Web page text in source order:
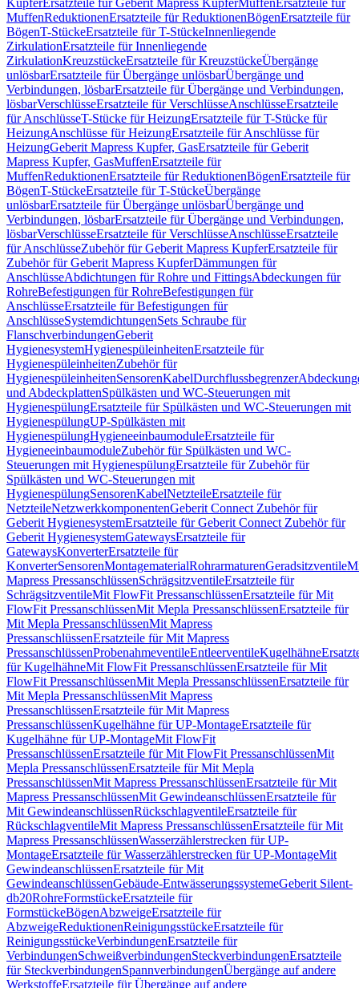
KupferErsatzteile für Geberit Mapress KupferMuffenErsatzteile für
MuffenReduktionenErsatzteile für ReduktionenBögenErsatzteile für
BögenT-StückeErsatzteile für T-StückeInnenliegende
ZirkulationErsatzteile für Innenliegende
ZirkulationKreuzstückeErsatzteile für KreuzstückeÜbergänge
unlösbarErsatzteile für Übergänge unlösbarÜbergänge und
Verbindungen, lösbarErsatzteile für Übergänge und Verbindungen,
lösbarVerschlüsseErsatzteile für VerschlüsseAnschlüsseErsatzteile
für AnschlüsseT-Stücke für HeizungErsatzteile für T-Stücke für
HeizungAnschlüsse für HeizungErsatzteile für Anschlüsse für
HeizungGeberit Mapress Kupfer, GasErsatzteile für Geberit
Mapress Kupfer, GasMuffenErsatzteile für
MuffenReduktionenErsatzteile für ReduktionenBögenErsatzteile für
BögenT-StückeErsatzteile für T-StückeÜbergänge
unlösbarErsatzteile für Übergänge unlösbarÜbergänge und
Verbindungen, lösbarErsatzteile für Übergänge und Verbindungen,
lösbarVerschlüsseErsatzteile für VerschlüsseAnschlüsseErsatzteile
für AnschlüsseZubehör für Geberit Mapress KupferErsatzteile für
Zubehör für Geberit Mapress KupferDämmungen für
AnschlüsseAbdichtungen für Rohre und FittingsAbdeckungen für
RohreBefestigungen für RohreBefestigungen für
AnschlüsseErsatzteile für Befestigungen für
AnschlüsseSystemdichtungenSets Schraube für
FlanschverbindungenGeberit
HygienesystemHygienespüleinheitenErsatzteile für
HygienespüleinheitenZubehör für
HygienespüleinheitenSensorenKabelDurchflussbegrenzer
und AbdeckplattenSpülkästen und WC-Steuerungen mit
HygienespülungErsatzteile für Spülkästen und WC-Steuerungen mit
HygienespülungUP-Spülkästen mit
HygienespülungHygieneeinbaumoduleErsatzteile für
HygieneeinbaumoduleZubehör für Spülkästen und WC-
Steuerungen mit HygienespülungErsatzteile für Zubehör für
Spülkästen und WC-Steuerungen mit
HygienespülungSensorenKabelNetzteileErsatzteile für
NetzteileNetzwerkkomponentenGeberit Connect Zubehör für
Geberit HygienesystemErsatzteile für Geberit Connect Zubehör für
Geberit HygienesystemGatewaysErsatzteile für
GatewaysKonverterErsatzteile für
KonverterSensorenMontagematerialRohrarmaturenGeradsitzventile
Mapress PressanschlüssenSchrägsitzventileErsatzteile für
SchrägsitzventileMit FlowFit PressanschlüssenErsatzteile für Mit
FlowFit PressanschlüssenMit Mepla PressanschlüssenErsatzteile für
Mit Mepla PressanschlüssenMit Mapress
PressanschlüssenErsatzteile für Mit Mapress
PressanschlüssenProbenahmeventileEntleerventileKugelhähne
für KugelhähneMit FlowFit PressanschlüssenErsatzteile für Mit
FlowFit PressanschlüssenMit Mepla PressanschlüssenErsatzteile für
Mit Mepla PressanschlüssenMit Mapress
PressanschlüssenErsatzteile für Mit Mapress
PressanschlüssenKugelhähne für UP-MontageErsatzteile für
Kugelhähne für UP-MontageMit FlowFit
PressanschlüssenErsatzteile für Mit FlowFit PressanschlüssenMit
Mepla PressanschlüssenErsatzteile für Mit Mepla
PressanschlüssenMit Mapress PressanschlüssenErsatzteile für Mit
Mapress PressanschlüssenMit GewindeanschlüssenErsatzteile für
Mit GewindeanschlüssenRückschlagventileErsatzteile für
RückschlagventileMit Mapress PressanschlüssenErsatzteile für Mit
Mapress PressanschlüssenWasserzählerstrecken für UP-
MontageErsatzteile für Wasserzählerstrecken für UP-MontageMit
GewindeanschlüssenErsatzteile für Mit
GewindeanschlüssenGebäude-EntwässerungssystemeGeberit Silent-
db20RohreFormstückeErsatzteile für
FormstückeBögenAbzweigeErsatzteile für
AbzweigeReduktionenReinigungsstückeErsatzteile für
ReinigungsstückeVerbindungenErsatzteile für
VerbindungenSchweißverbindungenSteckverbindungenErsatzteile
für SteckverbindungenSpannverbindungenÜbergänge auf andere
WerkstoffeErsatzteile für Übergänge auf andere